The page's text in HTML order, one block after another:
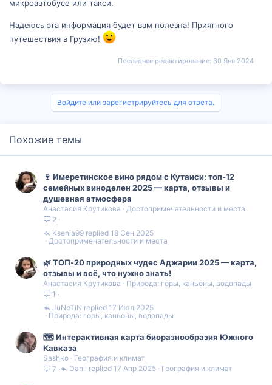
микроавтобусе или такси.
Надеюсь эта информация будет вам полезна! Приятного
путешествия в Грузию!
Последнее редактирование: 30 Янв 2024
Войдите или зарегистрируйтесь для ответа.
Похожие темы
🍷 Имеретинское вино рядом с Кутаиси: топ‑12
семейных виноделен 2025 — карта, отзывы и
душевная атмосфера
Анастасия Крутикова
Достопримечательности и места
2
Достопримечательности и места
18 Сен 2025
Ksenia99
🌿 ТОП‑20 природных чудес Аджарии 2025 — карта,
отзывы и всё, что нужно знать!
Анастасия Крутикова
Природа: горы, каньоны, водопады
1
Природа: горы, каньоны, водопады
17 Июл 2025
JuNeTiN
🗺 Интерактивная карта биоразнообразия Южного
Кавказа
Sashko
География и климат
7
География и климат
17 Апр 2025
Danil